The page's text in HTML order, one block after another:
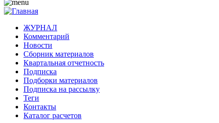
ЖУРНАЛ
Комментарий
Новости
Сборник материалов
Квартальная отчетность
Подписка
Подборки материалов
Подписка на рассылку
Теги
Контакты
Каталог расчетов